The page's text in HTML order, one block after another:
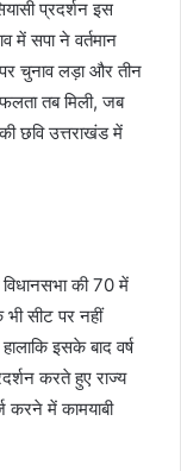
प्रदर्शन इस
में सपा ने वर्तमान
चुनाव लड़ा और तीन
तब मिली, जब
छवि उत्तराखंड में
की 70 में
सीट पर नहीं
इसके बाद वर्ष
करते हुए राज्य
करने में कामयाबी